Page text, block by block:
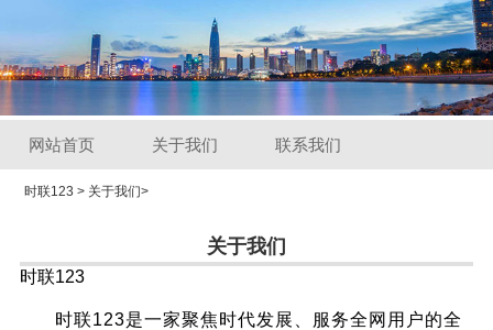
网站首页 关于我们 联系我们
时联123 > 关于我们>
关于我们
时联123
时联123是一家聚焦时代发展、服务全网用户的全